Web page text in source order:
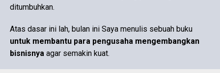
ditumbuhkan.
Atas dasar ini lah, bulan ini Saya menulis sebuah buku
untuk membantu para pengusaha mengembangkan
bisnisnya agar semakin kuat.